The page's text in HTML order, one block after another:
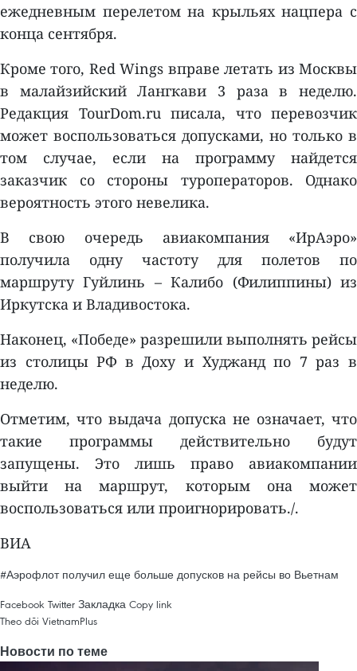
ежедневным перелетом на крыльях нацпера с
конца сентября.
Кроме того, Red Wings вправе летать из Москвы
в малайзийский Лангкави 3 раза в неделю.
Редакция TourDom.ru писала, что перевозчик
может воспользоваться допусками, но только в
том случае, если на программу найдется
заказчик со стороны туроператоров. Однако
вероятность этого невелика.
В свою очередь авиакомпания «ИрАэро»
получилa одну частоту для полетов по
маршруту Гуйлинь – Калибо (Филиппины) из
Иркутска и Владивостока.
Наконец, «Победе» разрешили выполнять рейсы
из столицы РФ в Доху и Худжанд по 7 раз в
неделю.
Отметим, что выдача допуска не означает, что
такие программы действительно будут
запущены. Это лишь право авиакомпании
выйти на маршрут, которым она может
воспользоваться или проигнорировать./.
ВИА
#Аэрофлот получил еще больше допусков на рейсы во Вьетнам
Facebook Twitter Закладка Copy link
Theo dõi VietnamPlus
Новости по теме